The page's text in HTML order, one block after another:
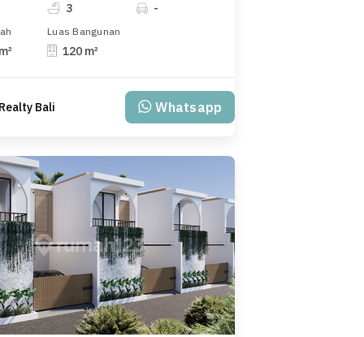
3 -
Luas Bangunan
120 m²
Bali Whatsapp